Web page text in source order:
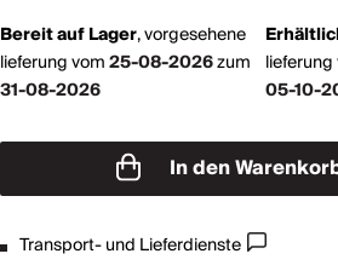
Bereit auf Lager,vorgesehene
lieferung vom25-08-2026zum
31-08-2026
lieferung
05-10-
In den
Transport- und Lieferdienste